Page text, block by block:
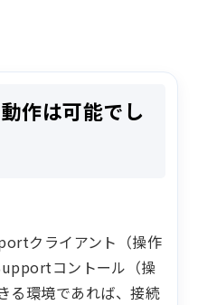
作は可能でし
クライアント（操作
コントール（操
る環境であれば、接続